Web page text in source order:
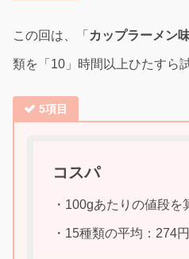
この回は、「 カップラーメン
類を「10」時間以上ひたすら
5項目
コスパ
・100gあたりの値段を
・15種類の平均：274円